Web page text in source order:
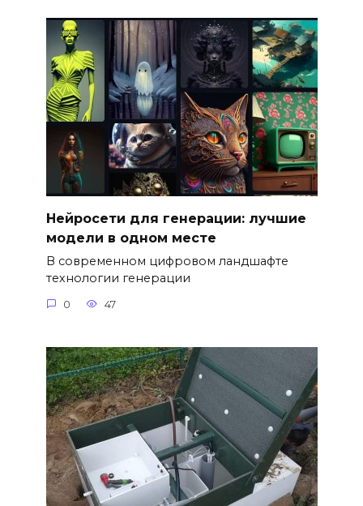
Нейросети для генерации: лучшие
модели в одном месте
В современном цифровом ландшафте
технологии генерации
0 47